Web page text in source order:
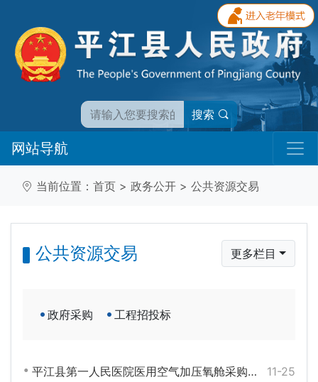
搜索
网站导航
当前位置： 首页 > 政务公开 > 公共资源交易
公共资源交易 更多栏目
政府采购 工程招投标
11-25
平江县第一人民医院医用空气加压氧舱采购中标公告